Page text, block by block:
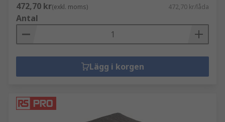
472,70 kr(exkl. moms) 472,70 kr/låda
Antal
Lägg i korgen